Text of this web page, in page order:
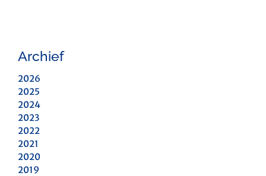
Archief
2026
2025
2024
2023
2022
2021
2020
2019